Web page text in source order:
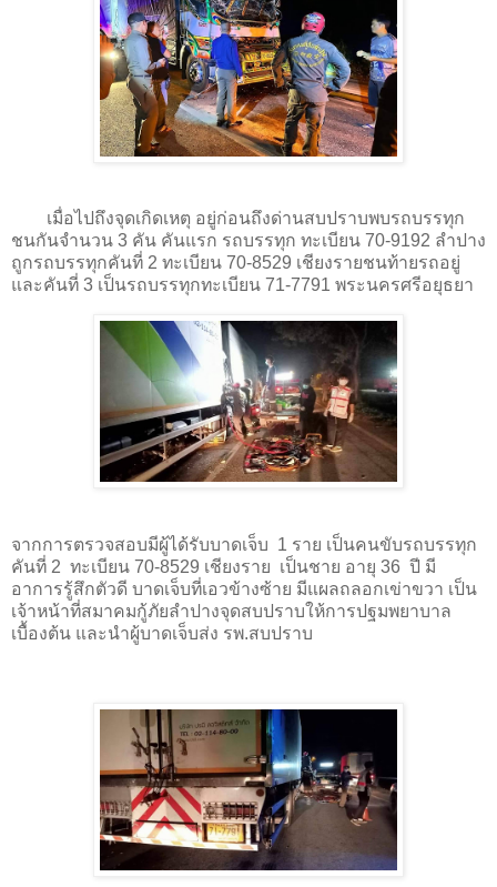
เมื่อไปถึงจุดเกิดเหตุ อยู่ก่อนถึงด่านสบปราบพบรถบรรทุก
ชนกันจำนวน 3 คัน คันแรก รถบรรทุก ทะเบียน 70-9192 ลำปาง
ถูกรถบรรทุกคันที่ 2 ทะเบียน 70-8529 เชียงรายชนท้ายรถอยู่
และคันที่ 3 เป็นรถบรรทุกทะเบียน 71-7791 พระนครศรีอยุธยา
จากการตรวจสอบมีผู้ได้รับบาดเจ็บ 1 ราย เป็นคนขับรถบรรทุก
คันที่ 2 ทะเบียน 70-8529 เชียงราย เป็นชาย อายุ 36 ปี มี
อาการรู้สึกตัวดี บาดเจ็บที่เอวข้างซ้าย มีแผลถลอกเข่าขวา เป็น
เจ้าหน้าที่สมาคมกู้ภัยลำปางจุดสบปราบให้การปฐมพยาบาล
เบื้องต้น และนำผู้บาดเจ็บส่ง รพ.สบปราบ